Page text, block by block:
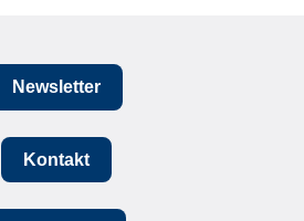
Newsletter
Kontakt